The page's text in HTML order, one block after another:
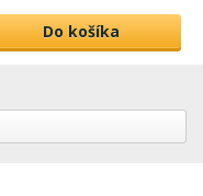
Do košíka